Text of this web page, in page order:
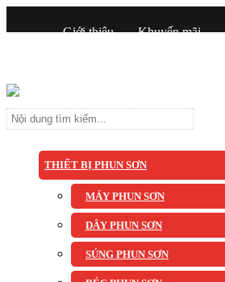
Giới thiệu Khuyến mãi
THIẾT BỊ PHUN SƠN
MÁY PHUN SƠN
DÂY PHUN SƠN
SÚNG PHUN SƠN